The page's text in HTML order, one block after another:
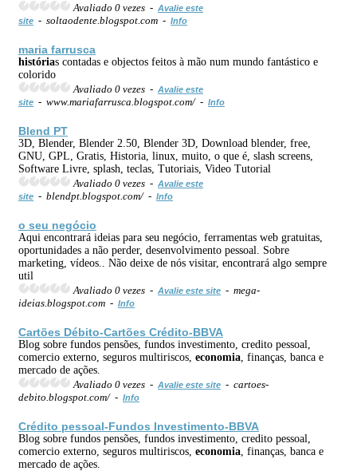
Avaliado 0 vezes - Avalie este
site - soltaodente.blogspot.com - Info
maria farrusca
histórias contadas e objectos feitos à mão num mundo fantástico e
colorido
Avaliado 0 vezes - Avalie este
site - www.mariafarrusca.blogspot.com/ - Info
Blend PT
3D, Blender, Blender 2.50, Blender 3D, Download blender, free,
GNU, GPL, Gratis, Historia, linux, muito, o que é, slash screens,
Software Livre, splash, teclas, Tutoriais, Video Tutorial
Avaliado 0 vezes - Avalie este
site - blendpt.blogspot.com/ - Info
o seu negócio
Aqui encontrará ideias para seu negócio, ferramentas web gratuitas,
oportunidades a não perder, desenvolvimento pessoal. Sobre
marketing, vídeos.. Não deixe de nós visitar, encontrará algo sempre
util
Avaliado 0 vezes - Avalie este site - mega-
ideias.blogspot.com - Info
Cartões Débito-Cartões Crédito-BBVA
Blog sobre fundos pensões, fundos investimento, credito pessoal,
comercio externo, seguros multiriscos, economia , finanças, banca e
mercado de ações.
Avaliado 0 vezes - Avalie este site - cartoes-
debito.blogspot.com/ - Info
Crédito pessoal-Fundos Investimento-BBVA
Blog sobre fundos pensões, fundos investimento, credito pessoal,
comercio externo, seguros multiriscos, economia , finanças, banca e
mercado de ações.